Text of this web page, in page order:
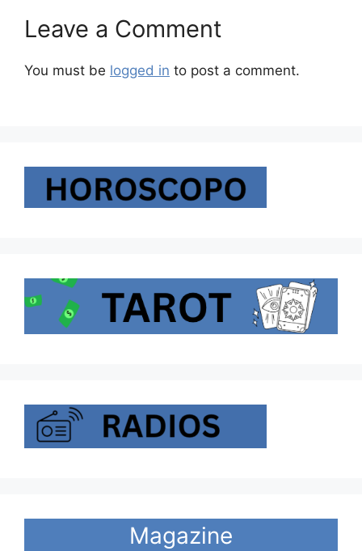
Leave a Comment
You must be logged in to post a comment.
Magazine